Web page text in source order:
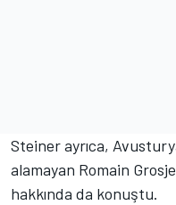
Steiner ayrıca,
alamayan Romain
hakkında da konuştu.